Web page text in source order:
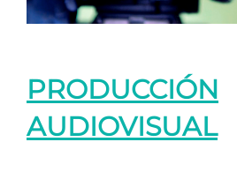
PRODUCCIÓN
AUDIOVISUAL